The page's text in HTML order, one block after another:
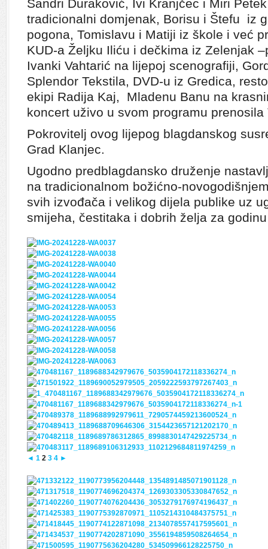
Sandri Duraković, Ivi Kranjčec i Miri
tradicionalni domjenak, Borisu i Štefu iz
pogona, Tomislavu i Matiji iz škole i već
KUD-a Željku Iliću i dečkima iz Zelenjak
Ivanki Vahtarić na lijepoj scenografiji,
Splendor Tekstila, DVD-u iz Gredica,
ekipi Radija Kaj, Mladenu Banu na
koncert uživo u svom programu prenosila
Pokrovitelj ovog lijepog blagdanskog
Grad Klanjec.
Ugodno predblagdansko druženje
na tradicionalnom božićno-
svih izvođača i velikog dijela publike uz
smijeha, čestitaka i dobrih želja za
◄ 1 2 3 4 ►